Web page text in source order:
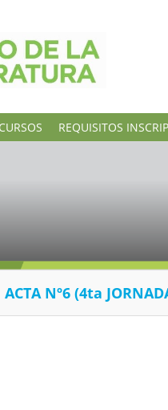
REQUISITOS
ACTA Nº6 (4ta